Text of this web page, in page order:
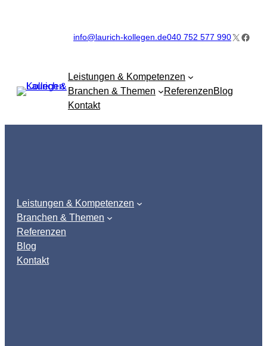
info@laurich-kollegen.de040 752 577 990X
Leistungen & Kompetenzen
Branchen & Themen
ReferenzenBlog
Kontakt
Leistungen & Kompetenzen
Branchen & Themen
Referenzen
Blog
Kontakt